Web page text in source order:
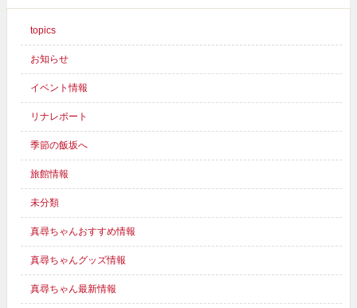
topics
お知らせ
イベント情報
リナレポート
季節の飯坂へ
旅館情報
未分類
真尋ちゃんおすすめ情報
真尋ちゃんグッズ情報
真尋ちゃん最新情報